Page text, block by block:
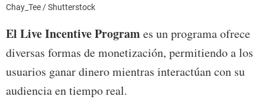
Chay_Tee / Shutterstock
El Live Incentive Programes un programa ofrece
diversas formas de monetización, permitiendo a los
usuarios ganar dinero mientras interactúan con su
audiencia en tiempo real.